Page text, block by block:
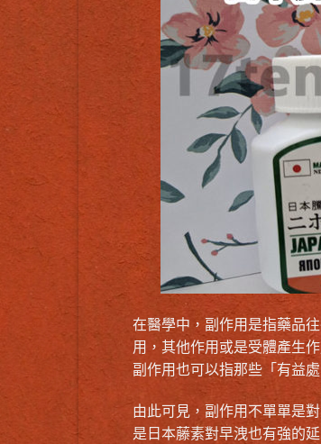
在醫學中，副作用是指藥品
用，其他作用或是受體產生
副作用也可以指那些「有益
由此可見，副作用不單單是
是日本藤素對早洩也有強的